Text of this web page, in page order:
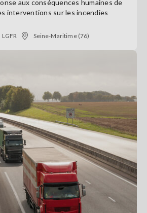
aux conséquences humaines de
interventions sur les incendies
LGFR Seine-Maritime (76)